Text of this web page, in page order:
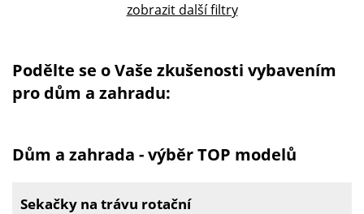
zobrazit další filtry
Podělte se o Vaše zkušenosti vybavením
pro dům a zahradu:
Dům a zahrada - výběr TOP modelů
Sekačky na trávu rotační